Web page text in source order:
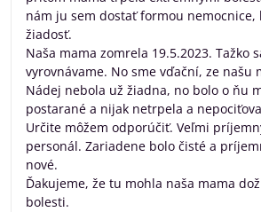
nám ju sem dostať formou nemocnice,
žiadosť.
Naša mama zomrela 19.5.2023. Tažko
vyrovnávame. No sme vďační, ze našu
Nádej nebola už žiadna, no bolo o ňu
postarané a nijak netrpela a
Určite môžem odporúčiť. Veľmi
personál. Zariadene bolo čisté a
nové.
Ďakujeme, že tu mohla naša mama
bolesti.